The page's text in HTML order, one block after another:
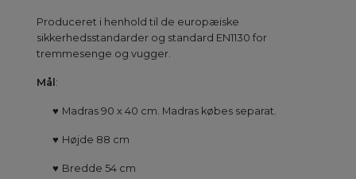
Produceret i henhold til de europæiske
sikkerhedsstandarder og standard EN1130 for
tremmesenge og vugger.
Mål:
♥ Madras 90 x 40 cm. Madras købes separat.
♥ Højde 88 cm
♥ Bredde 54 cm